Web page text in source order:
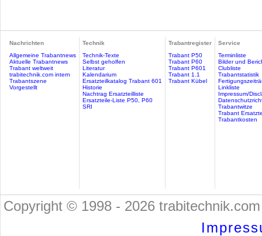
Nachrichten
Allgemeine Trabantnews
Aktuelle Trabantnews
Trabant weltweit
trabitechnik.com intern
Trabantszene
Vorgestellt
Technik
Technik-Texte
Selbst geholfen
Literatur
Kalendarium
Ersatzteilkatalog Trabant 601
Historie
Nachtrag Ersatzteilliste
Ersatzteile-Liste P50, P60
SRI
Trabantregister
Trabant P50
Trabant P60
Trabant P601
Trabant 1.1
Trabant Kübel
Service
Terminliste
Bilder und
Clubliste
Trabantstatistik
Linkliste
Impressum/
Trabantwitze
Trabant
Trabantkosten
Copyright © 1998 - 2026